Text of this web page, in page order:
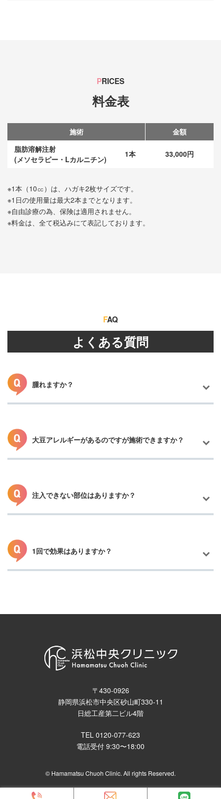
PRICES
料金表
施術
金額
脂肪溶解注射
(メソセラピー・Lカルニチン)
1本 33,000円
※1本（10㏄）は、ハガキ2枚サイズです。
※1日の使用量は最大2本までとなります。
※自由診療の為、保険は適用されません。
※料金は、全て税込みにて表記しております。
FAQ
よくある質問
腫れますか？
当院で使用している薬剤は、腫れが比較的でないものを使用して
おります。
大豆アレルギーがあるのですが施術できますか？
大豆から抽出されたレシチン（フォスファチジルコリン）が主成
分の脂肪溶解注射になりますので施術ができません。アレルギー
注入できない部位はありますか？
気になる部位を診させていただき注入できるか医師の判断になり
ます。
1回で効果はありますか？
回数を重ねることで効果を感じる施術になります。
〒430-0926
静岡県浜松市中央区砂山町330-11
日総工産第二ビル4階
TEL 0120-077-623
電話受付 9:30〜18:00
© Hamamatsu Chuoh Clinic. All rights Reserved.